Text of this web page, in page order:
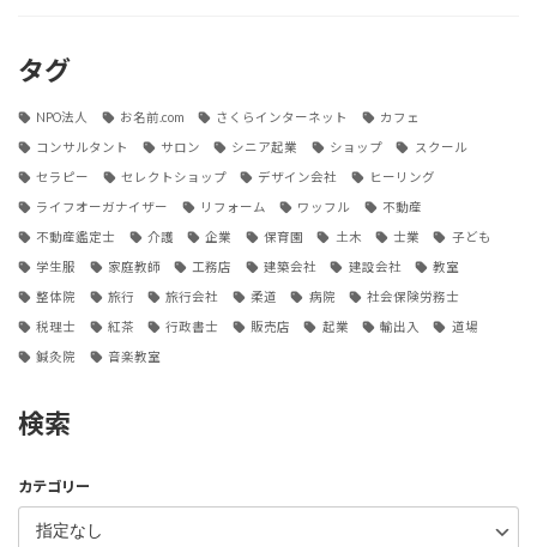
タグ
NPO法人 お名前.com さくらインターネット カフェ
コンサルタント サロン シニア起業 ショップ スクール
セラピー セレクトショップ デザイン会社 ヒーリング
ライフオーガナイザー リフォーム ワッフル 不動産
不動産鑑定士 介護 企業 保育園 土木 士業 子ども
学生服 家庭教師 工務店 建築会社 建設会社 教室
整体院 旅行 旅行会社 柔道 病院 社会保険労務士
税理士 紅茶 行政書士 販売店 起業 輸出入 道場
鍼灸院 音楽教室
検索
カテゴリー